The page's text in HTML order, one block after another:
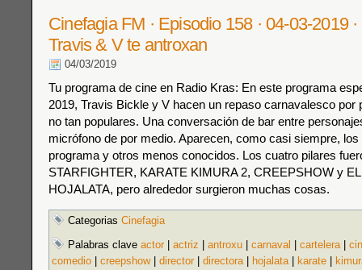
Cinefagia FM · Episodio 158 · 04-03-2019
Travis & V te antroxan
04/03/2019
Tu programa de cine en Radio Kras: En este programa
2019, Travis Bickle y V hacen un repaso carnavalesco por
no tan populares. Una conversación de bar entre
micrófono de por medio. Aparecen, como casi siempre, los
programa y otros menos conocidos. Los cuatro pilares
STARFIGHTER, KARATE KIMURA 2, CREEPSHOW y
HOJALATA, pero alrededor surgieron muchas cosas.
Categorias Cinefagia
Palabras clave actor actriz antroxu carnaval cartelera|
comedio
creepshow| director directora| hojalata| karate